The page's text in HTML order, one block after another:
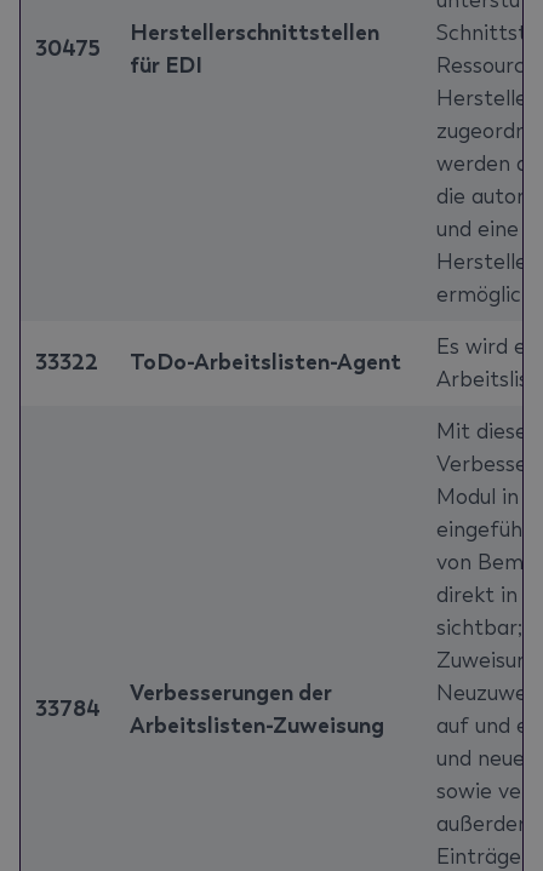
30475
Herstellerschnittstellen
für EDI
werden
die
und eine
Hersteller
33322 ToDo-Arbeitslisten-Agent
Es wird
33784
Verbesserungen der
Arbeitslisten-Zuweisung
Mit
Modul in
von
direkt in
sichtbar;
auf und
und
sowie
Einträge